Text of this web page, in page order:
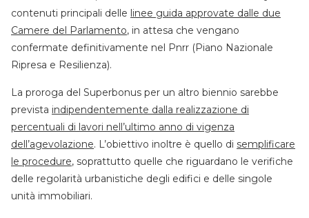
contenuti principali delle linee guida approvate dalle due
Camere del Parlamento, in attesa che vengano
confermate definitivamente nel Pnrr (Piano Nazionale
Ripresa e Resilienza).
La proroga del Superbonus per un altro biennio sarebbe
prevista indipendentemente dalla realizzazione di
percentuali di lavori nell’ultimo anno di vigenza
dell’agevolazione. L’obiettivo inoltre è quello di semplificare
le procedure, soprattutto quelle che riguardano le verifiche
delle regolarità urbanistiche degli edifici e delle singole
unità immobiliari.